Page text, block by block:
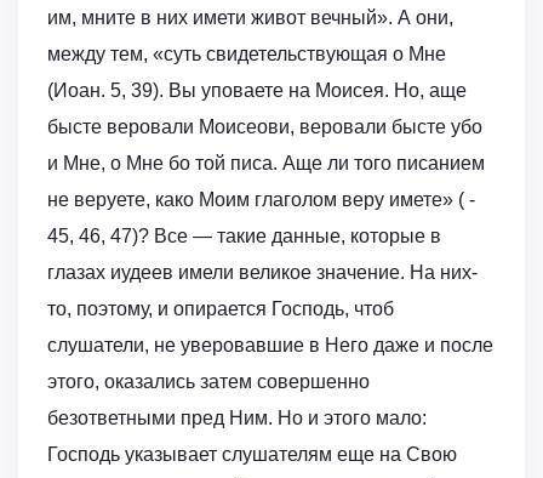
им, мните в них имети живот вечный». А они,
между тем, «суть свидетельствующая о Мне
(Иоан. 5, 39). Вы уповаете на Моисея. Но, аще
бысте веровали Моисеови, веровали бысте убо
и Мне, о Мне бо той писа. Аще ли того писанием
не веруете, како Моим глаголом веру имете» ( -
45, 46, 47)? Все — такие данные, которые в
глазах иудеев имели великое значение. На них-
то, поэтому, и опирается Господь, чтоб
слушатели, не уверовавшие в Него даже и после
этого, оказались затем совершенно
безответными пред Ним. Но и этого мало:
Господь указывает слушателям еще на Свою